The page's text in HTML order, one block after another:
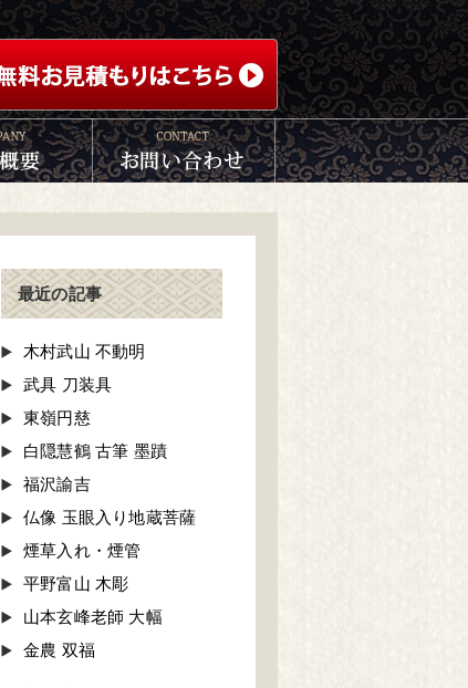
最近の記事
木村武山 不動明
武具 刀装具
東嶺円慈
白隠慧鶴 古筆 墨蹟
福沢諭吉
仏像 玉眼入り地蔵菩薩
煙草入れ・煙管
平野富山 木彫
山本玄峰老師 大幅
金農 双福